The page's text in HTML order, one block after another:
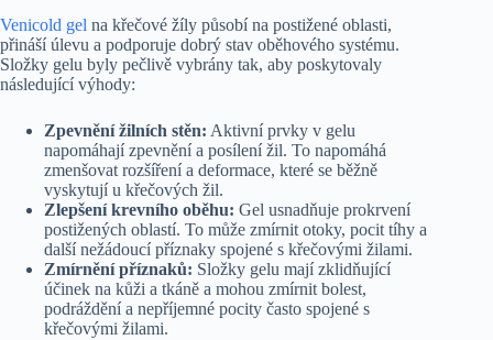
Venicold gel na křečové žíly působí na postižené oblasti,
přináší úlevu a podporuje dobrý stav oběhového systému.
Složky gelu byly pečlivě vybrány tak, aby poskytovaly
následující výhody:
Zpevnění žilních stěn: Aktivní prvky v gelu
napomáhají zpevnění a posílení žil. To napomáhá
zmenšovat rozšíření a deformace, které se běžně
vyskytují u křečových žil.
Zlepšení krevního oběhu: Gel usnadňuje prokrvení
postižených oblastí. To může zmírnit otoky, pocit tíhy a
další nežádoucí příznaky spojené s křečovými žilami.
Zmírnění příznaků: Složky gelu mají zklidňující
účinek na kůži a tkáně a mohou zmírnit bolest,
podráždění a nepříjemné pocity často spojené s
křečovými žilami.